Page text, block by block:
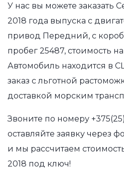
У нас вы можете заказать
2018 года выпуска с
привод Передний, с
пробег 25487, стоимость
Автомобиль находится в
заказ с льготной
доставкой морским
Звоните по номеру
оставляйте заявку через
и мы рассчитаем
2018 под ключ!